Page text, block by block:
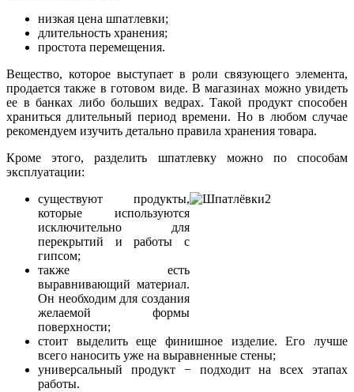
низкая цена шпатлевки;
длительность хранения;
простота перемещения.
Вещество, которое выступает в роли связующего элемента,
продается также в готовом виде. В магазинах можно увидеть
ее в банках либо больших ведрах. Такой продукт способен
храниться длительный период времени. Но в любом случае
рекомендуем изучить детально правила хранения товара.
Кроме этого, разделить шпатлевку можно по способам
эксплуатации:
существуют продукты,
которые используются
исключительно для
перекрытий и работы с
гипсом;
также есть
выравнивающий материал.
Он необходим для создания
желаемой формы
поверхности;
стоит выделить еще финишное изделие. Его лучше
всего наносить уже на выравненные стены;
универсальный продукт − подходит на всех этапах
работы.